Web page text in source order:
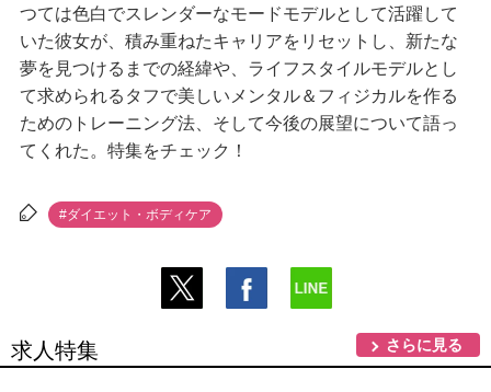
つては色白でスレンダーなモードモデルとして活躍して
いた彼女が、積み重ねたキャリアをリセットし、新たな
夢を見つけるまでの経緯や、ライフスタイルモデルとし
て求められるタフで美しいメンタル＆フィジカルを作る
ためのトレーニング法、そして今後の展望について語っ
てくれた。特集をチェック！
#ダイエット・ボディケア
求人特集 さらに見る